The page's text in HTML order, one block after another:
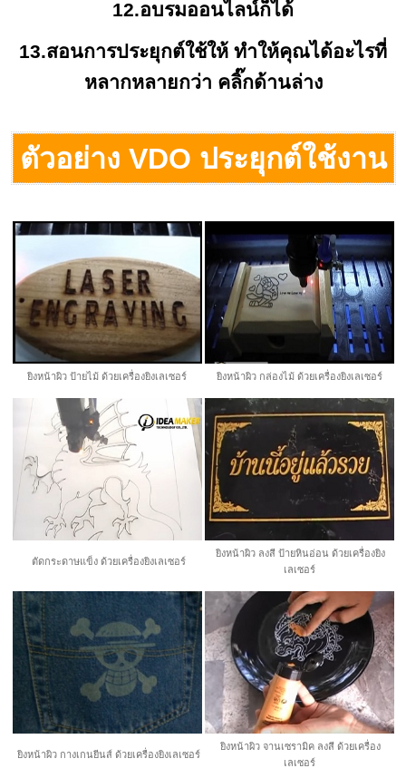
12.อบรมออนไลน์ก็ได้
13.สอนการประยุกต์ใช้ให้ ทำให้คุณได้อะไรที่
หลากหลายกว่า คลิ๊กด้านล่าง
ตัวอย่าง VDO ประยุกต์ใช้งาน
ยิงหน้าผิว ป้ายไม้ ด้วยเครื่องยิงเลเซอร์ ยิงหน้าผิว กล่องไม้ ด้วยเครื่องยิงเลเซอร์
ตัดกระดาษแข็ง ด้วยเครื่องยิงเลเซอร์
ยิงหน้าผิว ลงสี ป้ายหินอ่อน ด้วยเครื่องยิง
เลเซอร์
ยิงหน้าผิว กางเกนยีนส์ ด้วยเครื่องยิงเลเซอร์
ยิงหน้าผิว จานเซรามิค ลงสี ด้วยเครื่อง
เลเซอร์